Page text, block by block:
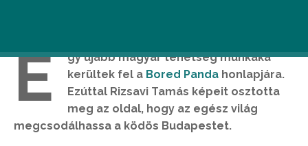
E
gy újabb magyar tehetség munkáka
kerültek fel a Bored Panda honlapjára.
Ezúttal Rizsavi Tamás képeit osztotta
meg az oldal, hogy az egész világ
megcsodálhassa a ködös Budapestet.